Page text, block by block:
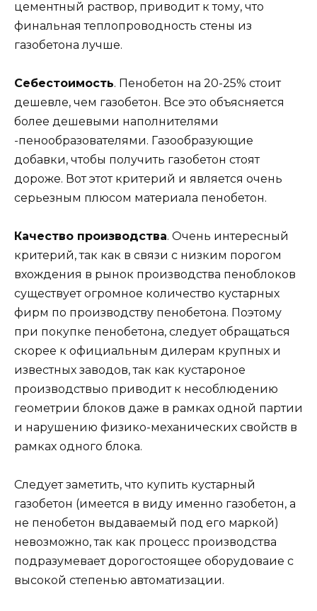
цементный раствор, приводит к тому, что
финальная теплопроводность стены из
газобетона лучше.
Cебестоимость. Пенобетон на 20-25% стоит
дешевле, чем газобетон. Все это объясняется
более дешевыми наполнителями
-пенообразователями. Газообразующие
добавки, чтобы получить газобетон стоят
дороже. Вот этот критерий и является очень
серьезным плюсом материала пенобетон.
Качество производства. Очень интересный
критерий, так как в связи с низким порогом
вхождения в рынок производства пеноблоков
существует огромное количество кустарных
фирм по производству пенобетона. Поэтому
при покупке пенобетона, следует обращаться
скорее к официальным дилерам крупных и
известных заводов, так как кустароное
производствыо приводит к несоблюдению
геометрии блоков даже в рамках одной партии
и нарушению физико-механических свойств в
рамках одного блока.
Следует заметить, что купить кустарный
газобетон (имеется в виду именно газобетон, а
не пенобетон выдаваемый под его маркой)
невозможно, так как процесс производства
подразумевает дорогостоящее оборудоваие с
высокой степенью автоматизации.